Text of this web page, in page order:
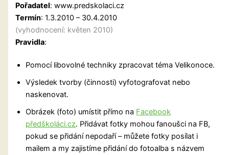
Pořadatel: www.predskolaci.cz
Termín: 1.3.2010 – 30.4.2010
(vyhodnocení: květen 2010)
Pravidla:
Pomocí libovolné techniky zpracovat téma Velikonoce.
Výsledek tvorby (činnosti) vyfotografovat nebo
naskenovat.
Obrázek (foto) umístit přímo na Facebook
předškoláci.cz. Přidávat fotky mohou fanoušci na FB,
pokud se přidání nepodaří – můžete fotky posílat i
mailem a my zajistíme přidání do fotoalba s názvem